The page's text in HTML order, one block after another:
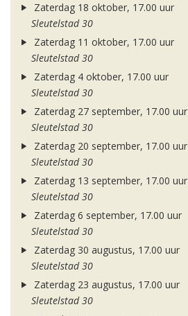
Zaterdag 18 oktober, 17.00 uur
Sleutelstad 30
Zaterdag 11 oktober, 17.00 uur
Sleutelstad 30
Zaterdag 4 oktober, 17.00 uur
Sleutelstad 30
Zaterdag 27 september, 17.00 uur
Sleutelstad 30
Zaterdag 20 september, 17.00 uur
Sleutelstad 30
Zaterdag 13 september, 17.00 uur
Sleutelstad 30
Zaterdag 6 september, 17.00 uur
Sleutelstad 30
Zaterdag 30 augustus, 17.00 uur
Sleutelstad 30
Zaterdag 23 augustus, 17.00 uur
Sleutelstad 30